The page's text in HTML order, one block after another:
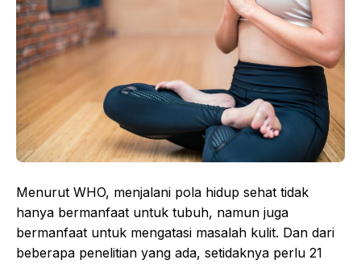
Menurut WHO, menjalani pola hidup sehat tidak
hanya bermanfaat untuk tubuh, namun juga
bermanfaat untuk mengatasi masalah kulit. Dan dari
beberapa penelitian yang ada, setidaknya perlu 21